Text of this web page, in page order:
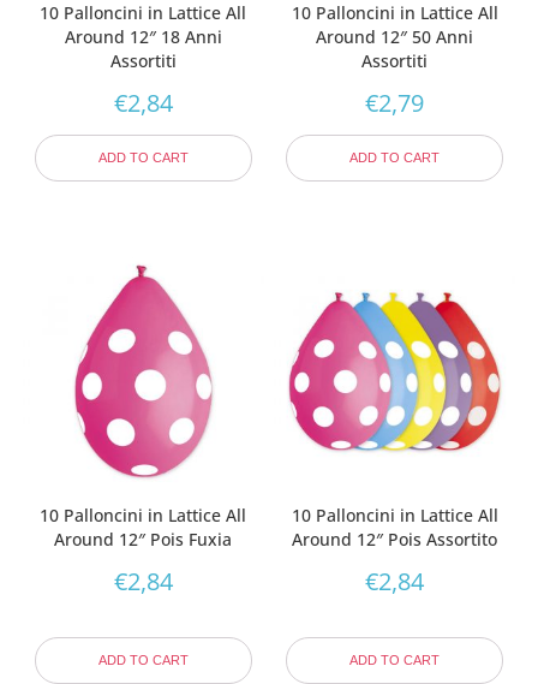
10 Palloncini in Lattice All
Around 12″ 18 Anni
Assortiti
€2,84
ADD TO CART
10 Palloncini in Lattice All
Around 12″ 50 Anni
Assortiti
€2,79
ADD TO CART
10 Palloncini in Lattice All
Around 12″ Pois Fuxia
€2,84
ADD TO CART
10 Palloncini in Lattice All
Around 12″ Pois Assortito
€2,84
ADD TO CART